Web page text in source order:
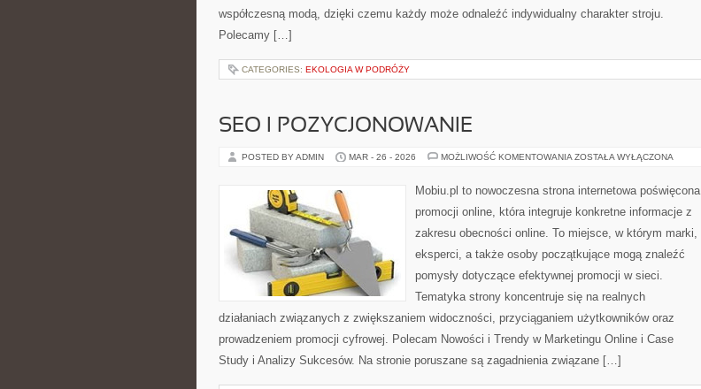
współczesną modą, dzięki czemu każdy może odnaleźć indywidualny charakter stroju.
Polecamy […]
CATEGORIES: EKOLOGIA W PODRÓŻY
SEO I POZYCJONOWANIE
POSTED BY ADMIN MAR - 26 - 2026 MOŻLIWOŚĆ KOMENTOWANIA SEO
ZOSTAŁA WYŁĄCZONA
Mobiu.pl to nowoczesna strona internetowa poświęcona
promocji online, która integruje konkretne informacje z
zakresu obecności online. To miejsce, w którym marki,
eksperci, a także osoby początkujące mogą znaleźć
pomysły dotyczące efektywnej promocji w sieci.
Tematyka strony koncentruje się na realnych
działaniach związanych z zwiększaniem widoczności, przyciąganiem użytkowników oraz
prowadzeniem promocji cyfrowej. Polecam Nowości i Trendy w Marketingu Online i Case
Study i Analizy Sukcesów. Na stronie poruszane są zagadnienia związane […]